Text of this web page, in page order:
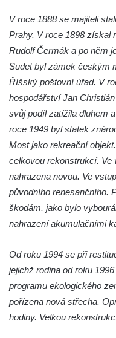
Zámek Libčeves
Zámek Hrdly
Zámek Lovosice
Zámek Rynartice
Zámek Nový
Podještědí
Zámek ve Sloupu v
Schmittův zámek
Starý zámek Český
Zámek Markvartice
Zámek Česká
Zámek Potštejn
Zámek Hořice
V roce 1888 se majiteli
Prahy. V roce 1898 získal
Rudolf Čermák a po něm
Sudet byl zámek českým
Říšský poštovní úřad. V
hospodářství Jan
svůj podíl zatížila dluhem
roce 1949 byl statek
Most jako rekreační
celkovou rekonstrukcí. Ve
nahrazena novou. Ve
původního renesančního.
škodám, jako bylo
nahrazení akumulačními
Od roku 1994 se při
jejichž rodina od roku
programu ekologického
pořízena nová střecha.
hodiny. Velkou